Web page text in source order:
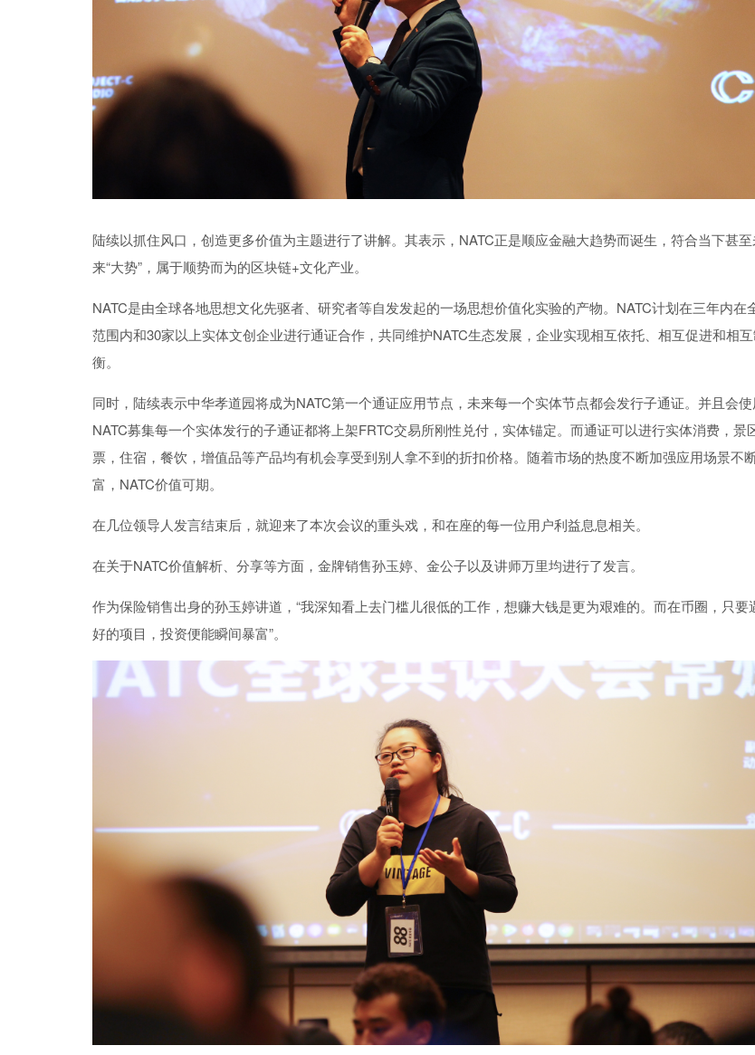
陆续以抓住风口，创造更多价值为主题进行了讲解。其表示， NATC正是顺应金融大趋势而诞生，符合当下甚至
来“大势”，属于顺势而为的区块链+文化产业。
NATC是由全球各地思想文化先驱者、研究者等自发发起的一场思想价值化实验的产物。NATC计划在三年内在
范围内和30家以上实体文创企业进行通证合作，共同维护NATC生态发展，企业实现相互依托、相互促进和相
衡。
同时， 陆续表示中华孝道园将成为NATC第一个通证应用节点 ， 未来每一个实体节点都会发行子通证。并且会
NATC募集每一个实体发行的子通证都将上架FRTC交易所刚性兑付，实体锚定。而通证可以进行实体消费，景
票，住宿，餐饮，增值品等产品均有机会享受到别人拿不到的折扣价格。随着市场的热度不断加强应用场景不
富，NATC价值可期。
在几位领导人发言结束后，就迎来了本次会议的重头戏，和在座的每一位用户利益息息相关。
在关于NATC价值解析 、分享等方面，金牌销售孙玉婷、金公子以及讲师万里均进行了发言。
作为保险销售出身的孙玉婷讲道，“我深知看上去门槛儿很低的工作，想赚大钱是更为艰难的。 而在币圈，只要
好的项目，投资便能瞬间暴富”。